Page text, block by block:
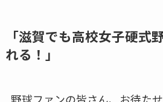
「滋賀でも高校女子硬式
れる！」